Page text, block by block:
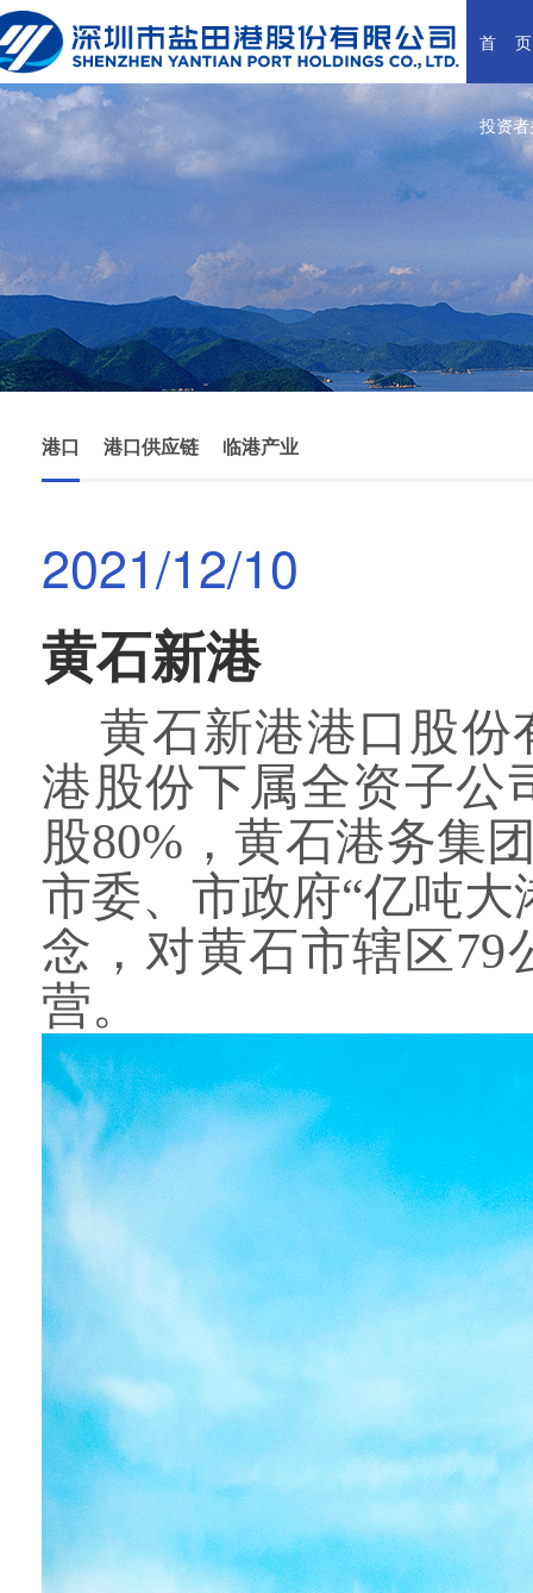
首    页
投资
港口 港口供应链 临港产业
2021/12/10
黄石新港
黄石新港港口股份
港股份下属全资子公
股80%，黄石港务集
市委、市政府“亿吨
念，对黄石市辖区
营。